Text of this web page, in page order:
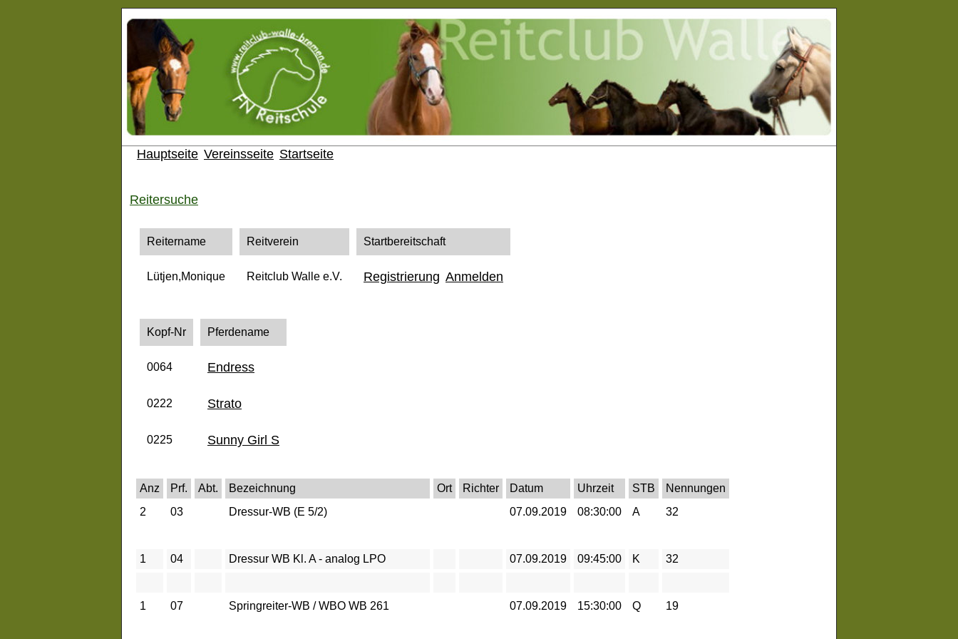
Hauptseite Vereinsseite Startseite
Reitersuche
Reitername Reitverein Startbereitschaft
Lütjen,Monique Reitclub Walle e.V. Registrierung Anmelden
Kopf-Nr Pferdename
0064 Endress
0222 Strato
0225 Sunny Girl S
Anz Prf. Abt. Bezeichnung Ort Richter Datum Uhrzeit STB
Nennungen
2
03 Dressur-WB (E 5/2) 07.09.2019 08:30:00 A 32
1 04 Dressur WB Kl. A - analog LPO 07.09.2019 09:45:00 K 32
1 07 Springreiter-WB / WBO WB 261 07.09.2019 15:30:00 Q 19